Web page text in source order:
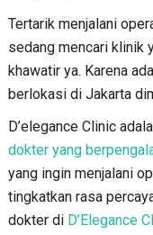
Tertarik menjalani
sedang mencari klinik
khawatir ya. Karena
berlokasi di Jakarta
D’elegance Clinic
dokter yang
yang ingin menjalani
tingkatkan rasa
dokter di D’Elegance